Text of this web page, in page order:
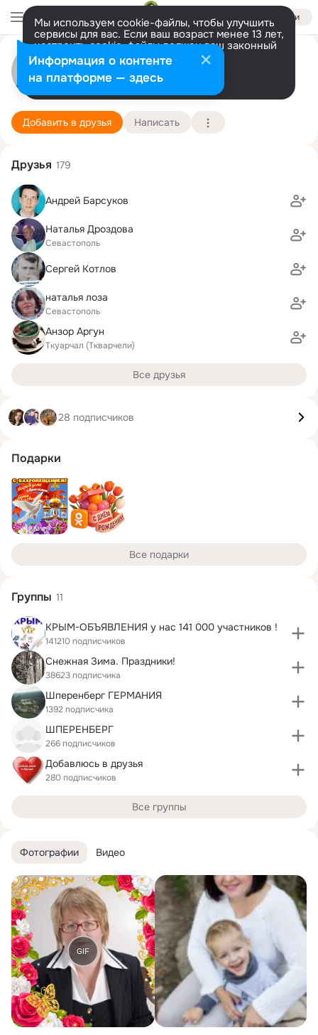
Войти
Мы используем cookie-файлы, чтобы улучшить
сервисы для вас. Если ваш возраст менее 13 лет,
настроить cookie-файлы должен ваш законный
представитель. Больше информации
Разрешить все Настроить
Вера (Пажитнова)
. 4 сентября (63 года)
Подробнее
Добавить в друзья Написать
Фотографии Видео
GIF
Друзья 179
Андрей Барсуков
Наталья Дроздова
Севастополь
Сергей Котлов
наталья лоза
Севастополь
Анзор Аргун
Ткуарчал (Ткварчели)
Все друзья
28 подписчиков
Подарки
Все подарки
Группы 11
КРЫМ-ОБЪЯВЛЕНИЯ у нас 141 000 участников !
141210 подписчиков
Снежная Зима. Праздники!
38623 подписчика
Шперенберг ГЕРМАНИЯ
1392 подписчика
ШПЕРЕНБЕРГ
266 подписчиков
Добавлюсь в друзья
280 подписчиков
Все группы
Информация о контенте
на платформе — здесь